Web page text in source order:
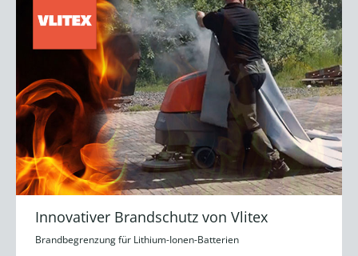
Innovativer Brandschutz von Vlitex
Brandbegrenzung für Lithium-Ionen-Batterien